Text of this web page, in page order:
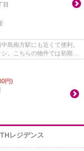
目
島南方駅にも近くて便利。
。こちらの物件では初期費
円)
レジデンス